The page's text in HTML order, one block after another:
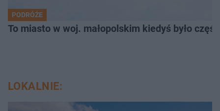
PODRÓŻE
To miasto w woj. małopolskim kiedyś było
LOKALNIE: